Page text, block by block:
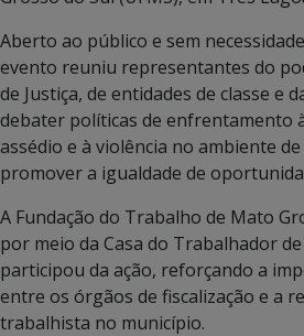
Aberto ao público e sem
evento reuniu representantes do
de Justiça, de entidades de classe e
debater políticas de enfrentamento
assédio e à violência no ambiente
promover a igualdade de
A Fundação do Trabalho de Mato
por meio da Casa do Trabalhador
participou da ação, reforçando a
entre os órgãos de fiscalização e a
trabalhista no município.